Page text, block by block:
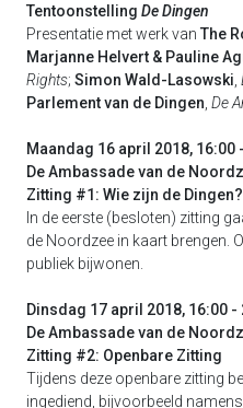
Tentoonstelling De Dingen
Presentatie met werk van The
Marjanne Helvert & Pauline
Rights; Simon Wald-Lasowski
Parlement van de Dingen De
Maandag 16 april 2018, 16:00
De Ambassade van de
Zitting #1: Wie zijn de Dingen?
In de eerste (besloten) zitting
de Noordzee in kaart brengen.
publiek bijwonen.
Dinsdag 17 april 2018, 16:00 -
De Ambassade van de
Zitting #2: Openbare Zitting
Tijdens deze openbare zitting
ingediend, bijvoorbeeld